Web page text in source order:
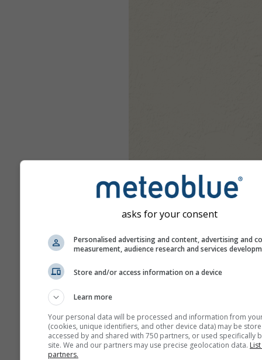
asks for your consent
Personalised advertising and content, advertising and
measurement, audience research and services
Store and/or access information on a device
Learn more
Your personal data will be processed and information from
(cookies, unique identifiers, and other device data) may be
accessed by and shared with 750 partners, or used specifically
site. We and our partners may use precise geolocation data.
partners.